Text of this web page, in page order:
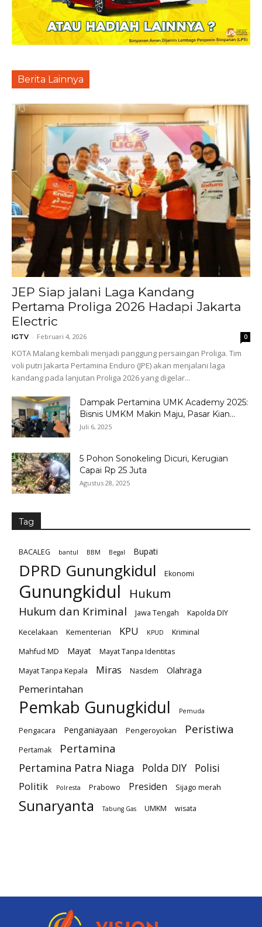
Berita Lainnya
JEP Siap jalani Laga Kandang
Pertama Proliga 2026 Hadapi Jakarta
Electric
IGTV - Februari 4, 2026 0
KOTA Malang kembali menjadi panggung persaingan Proliga. Tim
voli putri Jakarta Pertamina Enduro (JPE) akan menjalani laga
kandang pada lanjutan Proliga 2026 yang digelar...
Dampak Pertamina UMK Academy 2025:
Bisnis UMKM Makin Maju, Pasar Kian...
Juli 6, 2025
5 Pohon Sonokeling Dicuri, Kerugian
Capai Rp 25 Juta
Agustus 28, 2025
Tag
BACALEG bantul BBM Begal Bupati
DPRD Gunungkidul Ekonomi
Gunungkidul Hukum
Hukum dan Kriminal Jawa Tengah
Kapolda DIY
Kecelakaan
Kementerian KPU KPUD
Kriminal
Mahfud MD
Mayat
Mayat Tanpa Identitas
Mayat Tanpa Kepala
Miras Nasdem Olahraga
Pemerintahan
Pemkab Gunugkidul Pemuda
Pengacara Penganiayaan Pengeroyokan Peristiwa
Pertamak Pertamina
Pertamina Patra Niaga Polda DIY
Polisi
Politik
Polresta Prabowo Presiden Sijago merah
Sunaryanta Tabung Gas UMKM wisata